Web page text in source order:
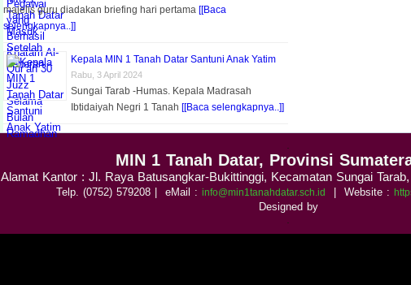
majelis guru diadakan briefing hari pertama [[Baca
selengkapnya..]]
Kepala MIN 1 Tanah Datar Santuni Anak Yatim
Rabu, 3 April 2024
Sungai Tarab -Humas. Kepala Madrasah
Ibtidaiyah Negri 1 Tanah [[Baca selengkapnya..]]
MIN 1 Tanah Datar, Provinsi
Alamat Kantor : Jl. Raya Batusangkar-Bukittinggi, Kecamatan Sungai
Telp. (0752) 579208 | eMail : info@min1tanahdatar.sch.id Website :
Designed by